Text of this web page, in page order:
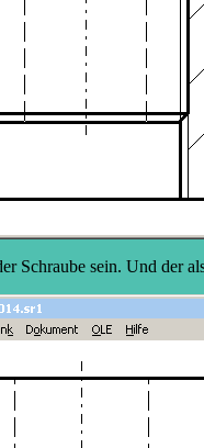
Schraube sein. Und der